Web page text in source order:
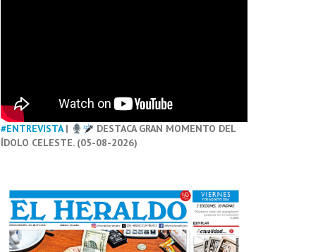
#ENTREVISTA|
DESTACA GRAN MOMENTO DEL
ÍDOLO CELESTE. (05-08-2026)